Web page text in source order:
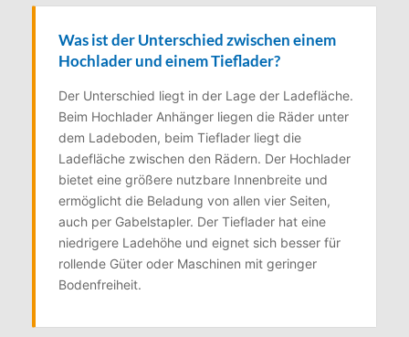
Was ist der Unterschied zwischen einem
Hochlader und einem Tieflader?
Der Unterschied liegt in der Lage der Ladefläche.
Beim Hochlader Anhänger liegen die Räder unter
dem Ladeboden, beim Tieflader liegt die
Ladefläche zwischen den Rädern. Der Hochlader
bietet eine größere nutzbare Innenbreite und
ermöglicht die Beladung von allen vier Seiten,
auch per Gabelstapler. Der Tieflader hat eine
niedrigere Ladehöhe und eignet sich besser für
rollende Güter oder Maschinen mit geringer
Bodenfreiheit.